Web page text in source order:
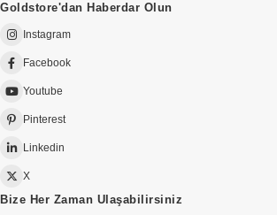
Goldstore'dan Haberdar Olun
Instagram
Facebook
Youtube
Pinterest
Linkedin
X
Bize Her Zaman Ulaşabilirsiniz